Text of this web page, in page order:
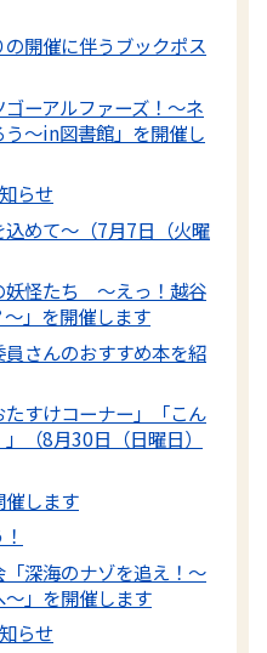
開催に伴うブックポス
ゴーアルファーズ！～ネ
～in図書館」を開催し
らせ
めて～（7月7日（火曜
妖怪たち 〜えっ！越谷
」を開催します
さんのおすすめ本を紹
たすけコーナー」「こん
（8月30日（日曜日）
催します
「深海のナゾを追え！〜
」を開催します
らせ